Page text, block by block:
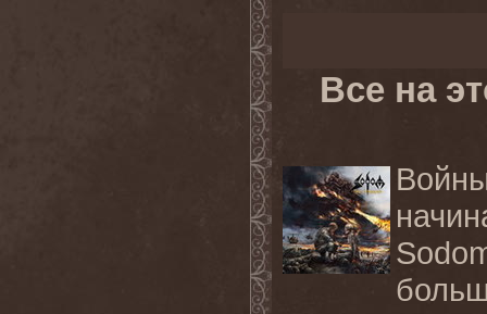
Все на